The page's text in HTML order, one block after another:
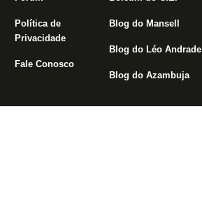
Política de
Privacidade
Fale Conosco
Blog do Mansell
Blog do Léo Andrade
Blog do Azambuja